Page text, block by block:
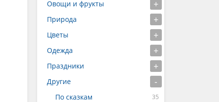
Овощи и фрукты
Природа
Цветы
Одежда
Праздники
Другие
По сказкам